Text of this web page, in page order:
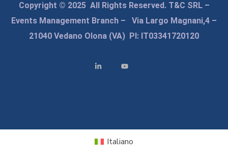
Copyright © 2025 All Rights Reserved. T&C SRL –
Events Management Branch – Via Largo Magnani,4 –
21040 Vedano Olona (VA) PI: IT03341720120
Italiano